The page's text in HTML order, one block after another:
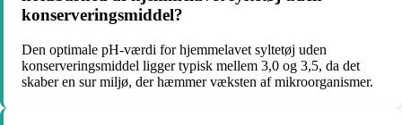
konserveringsmiddel?
Den optimale pH-værdi for hjemmelavet syltetøj uden
konserveringsmiddel ligger typisk mellem 3,0 og 3,5, da det
skaber en sur miljø, der hæmmer væksten af mikroorganismer.